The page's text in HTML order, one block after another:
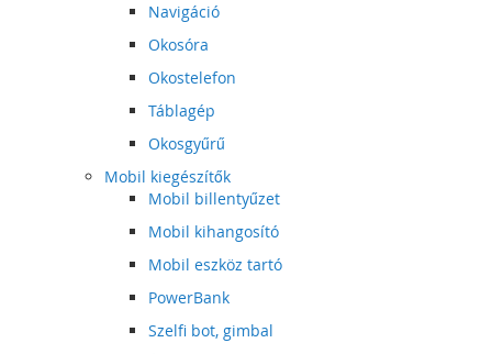
Navigáció
Okosóra
Okostelefon
Táblagép
Okosgyűrű
Mobil kiegészítők
Mobil billentyűzet
Mobil kihangosító
Mobil eszköz tartó
PowerBank
Szelfi bot, gimbal